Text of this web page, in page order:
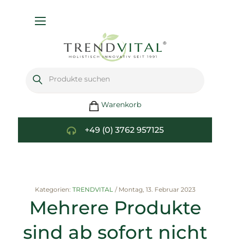
Warenkorb
+49 (0) 3762 957125
Kategorien: TRENDVITAL / Montag, 13. Februar 2023
Mehrere Produkte
sind ab sofort nicht